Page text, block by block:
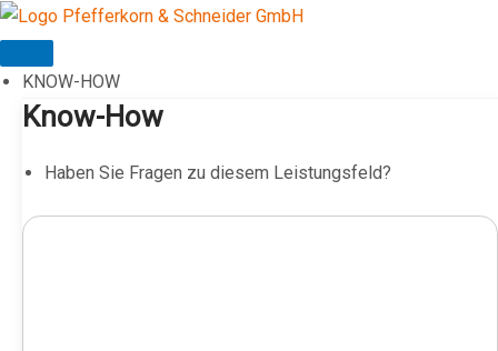
Zum
Inhalt
springen
KNOW-HOW
Know-How
Haben Sie Fragen zu diesem Leistungsfeld?